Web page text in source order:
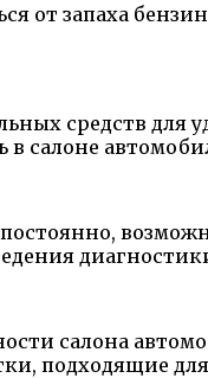
от запаха
средств для
салоне
салона
подходящие